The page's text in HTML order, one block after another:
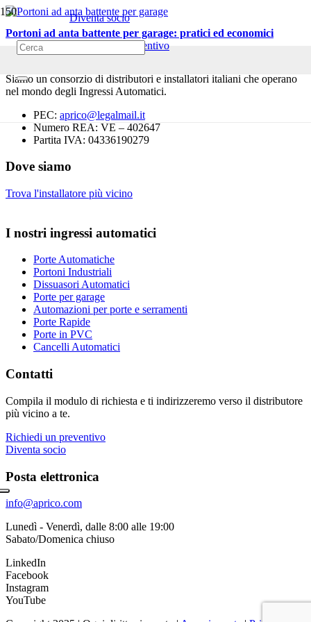
Diventa socio
Richiedi un preventivo
Portoni ad anta battente per garage: pratici ed economici
Siamo un consorzio di distributori e installatori italiani che operano
nel mondo degli Ingressi Automatici.
PEC: aprico@legalmail.it
Numero REA: VE – 402647
Partita IVA: 04336190279
Dove siamo
Trova l'installatore più vicino
I nostri ingressi automatici
Porte Automatiche
Portoni Industriali
Dissuasori Automatici
Porte per garage
Automazioni per porte e serramenti
Porte Rapide
Porte in PVC
Cancelli Automatici
Contatti
Compila il modulo di richiesta e ti indirizzeremo verso il distributore
più vicino a te.
Richiedi un preventivo
Diventa socio
Posta elettronica
info@aprico.com
Lunedì - Venerdì, dalle 8:00 alle 19:00
Sabato/Domenica chiuso
LinkedIn
Facebook
Instagram
YouTube